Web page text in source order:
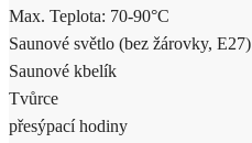
Max. Teplota: 70-90°C
Saunové světlo (bez žárovky, E27)
Saunové kbelík
Tvůrce
přesýpací hodiny